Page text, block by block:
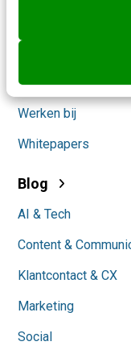
Ons team
Werken bij
Whitepapers
Blog
AI & Tech
Content &
Klantcontact & CX
Marketing
Social